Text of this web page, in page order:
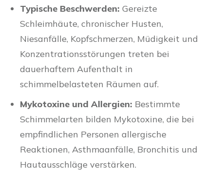
Typische Beschwerden: Gereizte
Schleimhäute, chronischer Husten,
Niesanfälle, Kopfschmerzen, Müdigkeit und
Konzentrationsstörungen treten bei
dauerhaftem Aufenthalt in
schimmelbelasteten Räumen auf.
Mykotoxine und Allergien: Bestimmte
Schimmelarten bilden Mykotoxine, die bei
empfindlichen Personen allergische
Reaktionen, Asthmaanfälle, Bronchitis und
Hautausschläge verstärken.